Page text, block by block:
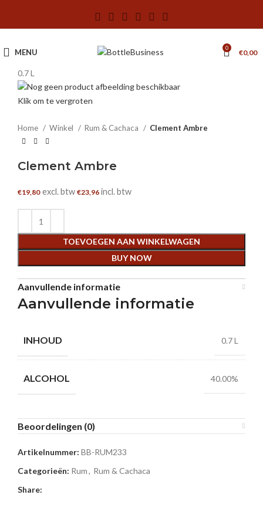
MENU 0 €0,00
0.7 L
Klik om te vergroten
Home Winkel Rum & Cachaca Clement Ambre
Clement Ambre
€19,80 excl. btw €23,96 incl. btw
TOEVOEGEN AAN WINKELWAGEN
BUY NOW
Aanvullende informatie
Aanvullende informatie
INHOUD 0.7 L
ALCOHOL 40.00%
Beoordelingen (0)
Artikelnummer: BB-RUM233
Categorieën: Rum, Rum & Cachaca
Share: